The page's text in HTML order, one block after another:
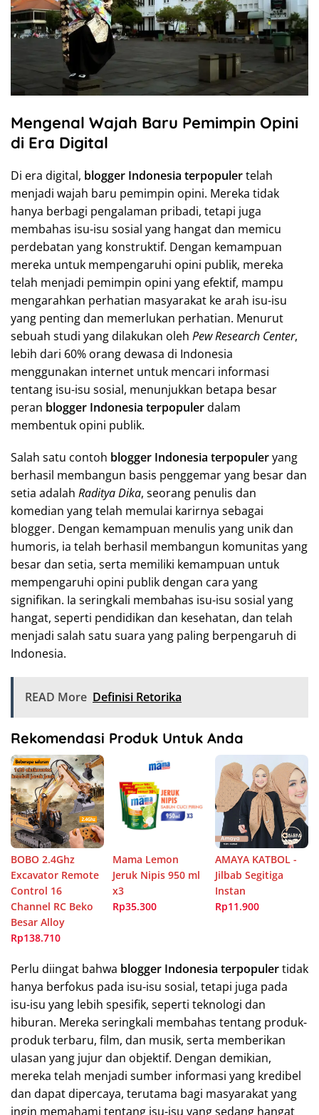
Mengenal Wajah Baru Pemimpin Opini
di Era Digital
Di era digital, blogger Indonesia terpopulertelah
menjadi wajah baru pemimpin opini. Mereka tidak
hanya berbagi pengalaman pribadi, tetapi juga
membahas isu-isu sosial yang hangat dan memicu
perdebatan yang konstruktif. Dengan kemampuan
mereka untuk mempengaruhi opini publik, mereka
telah menjadi pemimpin opini yang efektif, mampu
mengarahkan perhatian masyarakat ke arah isu-isu
yang penting dan memerlukan perhatian. Menurut
sebuah studi yang dilakukan oleh Pew Research Center,
lebih dari 60% orang dewasa di Indonesia
menggunakan internet untuk mencari informasi
tentang isu-isu sosial, menunjukkan betapa besar
peran blogger Indonesia terpopulerdalam
membentuk opini publik.
Salah satu contoh blogger Indonesia terpopuleryang
berhasil membangun basis penggemar yang besar dan
setia adalah Raditya Dika, seorang penulis dan
komedian yang telah memulai karirnya sebagai
blogger. Dengan kemampuan menulis yang unik dan
humoris, ia telah berhasil membangun komunitas yang
besar dan setia, serta memiliki kemampuan untuk
mempengaruhi opini publik dengan cara yang
signifikan. Ia seringkali membahas isu-isu sosial yang
hangat, seperti pendidikan dan kesehatan, dan telah
menjadi salah satu suara yang paling berpengaruh di
Indonesia.
READ More Definisi Retorika
Rekomendasi Produk Untuk Anda
BOBO 2.4Ghz
Excavator Remote
Control 16
Channel RC Beko
Besar Alloy
Rp138.710
Mama Lemon
Jeruk Nipis 950 ml
x3
Rp35.300
AMAYA KATBOL -
Jilbab Segitiga
Instan
Rp11.900
Perlu diingat bahwa blogger Indonesia terpopulertidak
hanya berfokus pada isu-isu sosial, tetapi juga pada
isu-isu yang lebih spesifik, seperti teknologi dan
hiburan. Mereka seringkali membahas tentang produk-
produk terbaru, film, dan musik, serta memberikan
ulasan yang jujur dan objektif. Dengan demikian,
mereka telah menjadi sumber informasi yang kredibel
dan dapat dipercaya, terutama bagi masyarakat yang
ingin memahami tentang isu-isu yang sedang hangat